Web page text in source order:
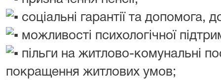
соціальні гарантії та допомога,
можливості психологічної
пільги на житлово-комунальні
покращення житлових умов;